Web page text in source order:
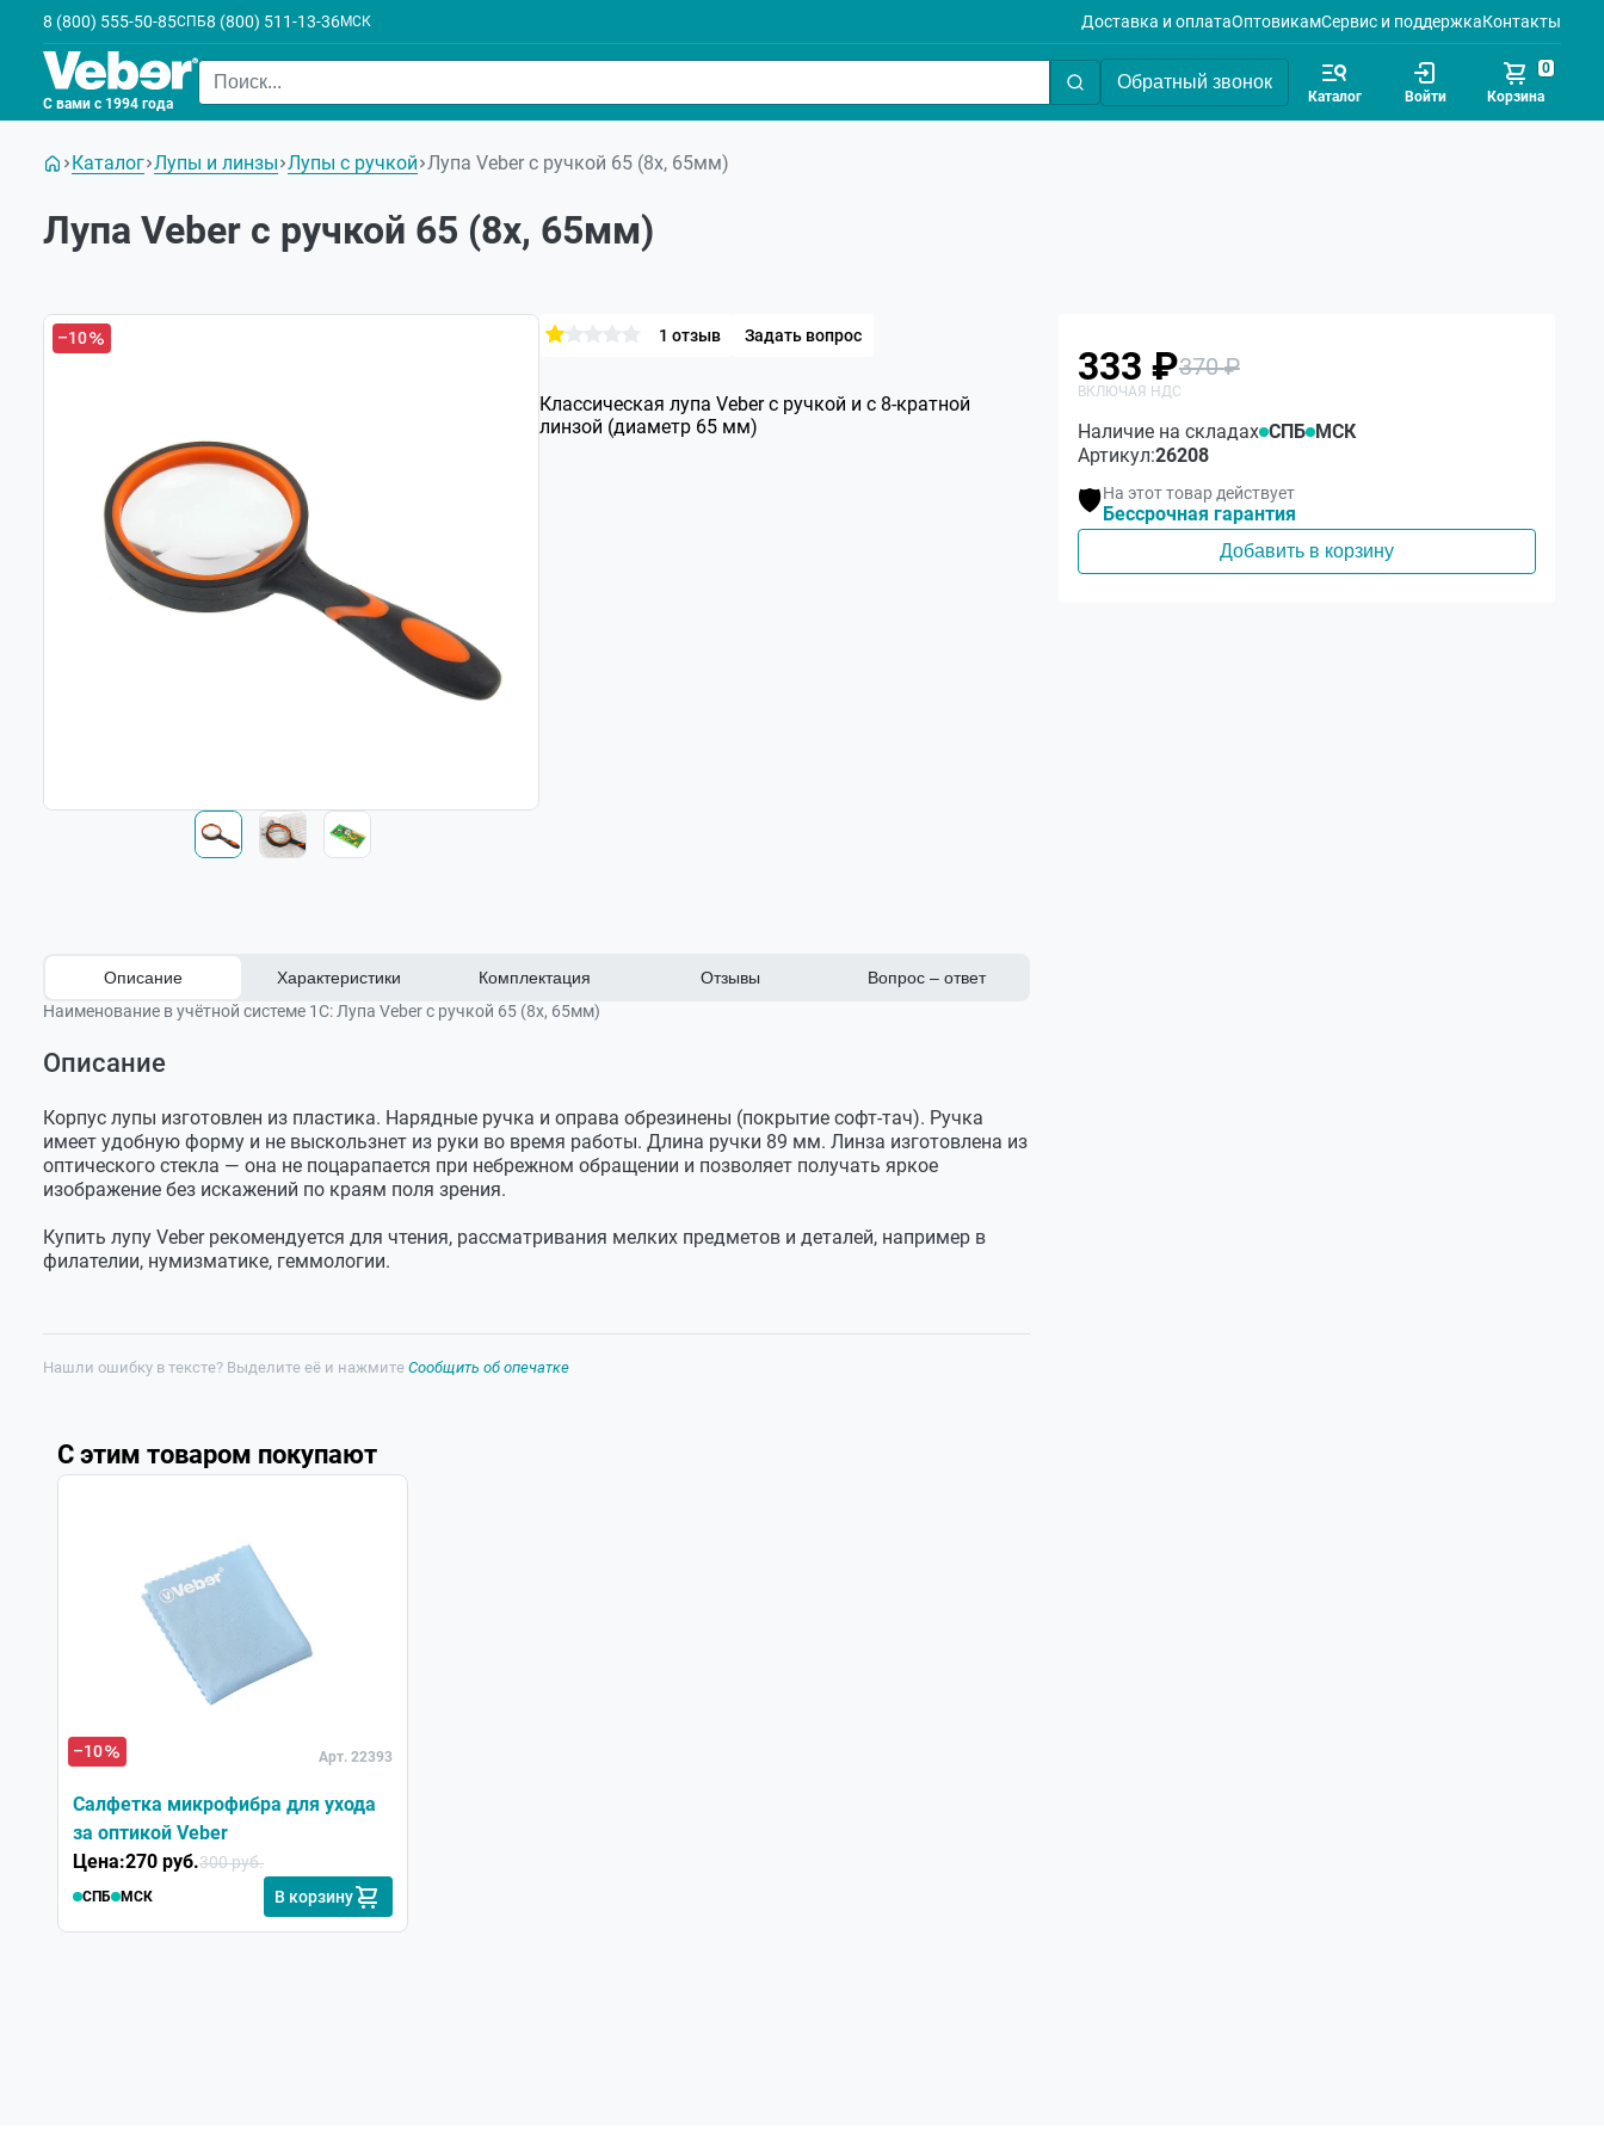
8 (800) 555-50-85СПБ8 (800) 511-13-36МСК Доставка и оплатаОптовикамСервис и поддержкаКонтакты
С вами с 1994 года
Обратный звонок
Каталог Войти Корзина
0
Каталог Лупы и линзы Лупы с ручкой Лупа Veber с ручкой 65 (8х, 65мм)
Лупа Veber с ручкой 65 (8х, 65мм)
–10 1 отзыв Задать вопрос
Классическая лупа Veber с ручкой и с 8-кратной
линзой (диаметр 65 мм)
Описание Характеристики Комплектация Отзывы
Вопрос – ответ
Наименование в учётной системе 1С: Лупа Veber с ручкой 65 (8х, 65мм)
Описание
Корпус лупы изготовлен из пластика. Нарядные ручка и оправа обрезинены (покрытие софт-тач). Ручка
имеет удобную форму и не выскользнет из руки во время работы. Длина ручки 89 мм. Линза изготовлена из
оптического стекла — она не поцарапается при небрежном обращении и позволяет получать яркое
изображение без искажений по краям поля зрения.
Купить лупу Veber рекомендуется для чтения, рассматривания мелких предметов и деталей, например в
филателии, нумизматике, геммологии.
Кратность 8х
мм
мм
Оставить отзыв
Алексей 25.04.2023
Недостатки:По факту линза пластиковая, притом пятая часть пропилена - исцарапана очень ровными
Служба поддержки
Задать вопрос
Нашли ошибку в тексте? Выделите её и нажмите Сообщить об опечатке
333 ₽370 ₽
Наличие на складах СПБ МСК
Артикул:26208
🛡️На этот товар действует
Бессрочная гарантия
Добавить в корзину
С этим товаром покупают
–10 Арт. 22393
Салфетка микрофибра для ухода
за оптикой Veber
Цена:270 руб.300 руб.
СПБ МСК В корзину